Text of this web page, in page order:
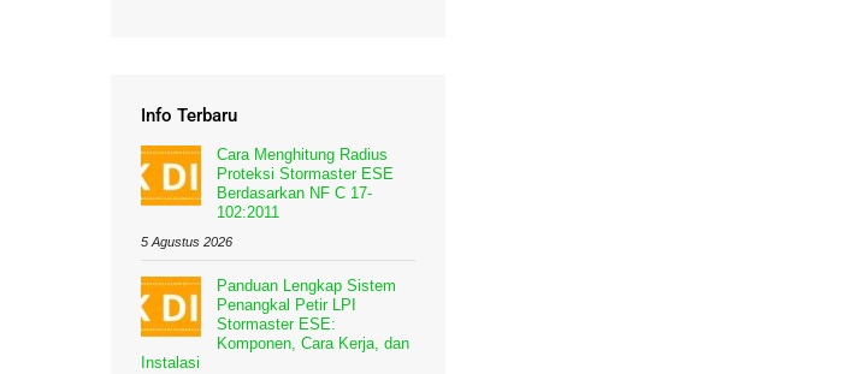
Info Terbaru
Cara Menghitung Radius
Proteksi Stormaster ESE
Berdasarkan NF C 17-
102:2011
5 Agustus 2026
Panduan Lengkap Sistem
Penangkal Petir LPI
Stormaster ESE:
Komponen, Cara Kerja, dan
Instalasi